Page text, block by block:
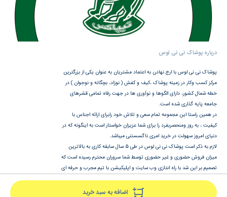
اضافه به سبد خرید
درباره پوشاک نی نی لوس
پوشاک نی نی لوس با ارج نهادن به اعتماد مشتریان به عنوان یکی از بزرگترین
مرکز کسب وکار در زمینه پوشاک ،کیف و کفش ( نوزاد، بچگانه و نوجوان ) در
خطه شمال کشور، دارای الگوها و نوآوری ها در جهت رفاه تمامی قشرهای
جامعه پایه گذاری شده است.
در همین راستا این مجموعه تمام سعی و تلاش خود رابرای ارائه اجناس با
کیفیت ، به روز ومنحصربفرد را برای شما عزیزان خواستار است به اینگونه که در
دنیای امروز سهولت در خرید امری ناگسستنی میباشد.
لازم به ذکر است پوشاک نی نی لوس در طی 5 سال سابقه کاری به بالاترین
میزان فروش حضوری و غیر حضوری توسط شما سروران محترم رسیده است که
تصمیم بر این شد با راه اندازی وب سایت و اپلیکیشن با تیم مجرب و حرفه ای
در هرشرایط ساعات شبانه روز با خیالی راحت وآسوده خریدتان را انجام دهید.